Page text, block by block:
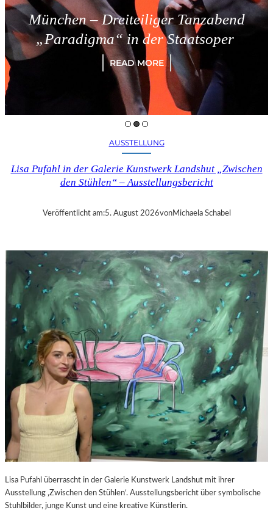
– Dreiteiliger Tanzabend
in der Staatsoper
AUSSTELLUNG
Lisa Pufahl in der Galerie Kunstwerk Landshut „Zwischen
den Stühlen“ – Ausstellungsbericht
Veröffentlicht am:5. August 2026vonMichaela Schabel
Lisa Pufahl überrascht in der Galerie Kunstwerk Landshut mit ihrer
Ausstellung ‚Zwischen den Stühlen‘. Ausstellungsbericht über symbolische
Stuhlbilder, junge Kunst und eine kreative Künstlerin.